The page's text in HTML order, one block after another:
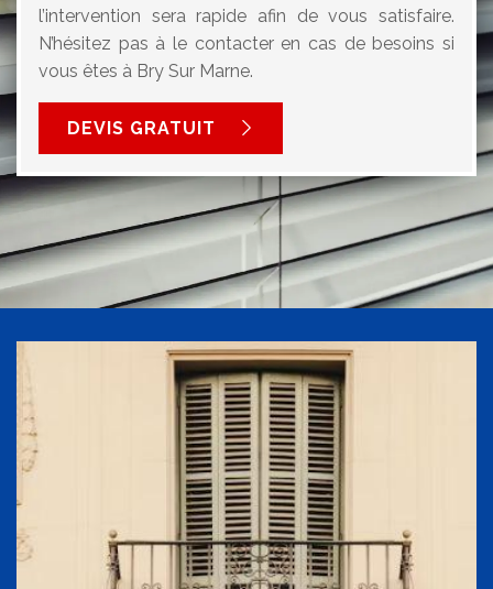
l’intervention sera rapide afin de vous satisfaire.
N’hésitez pas à le contacter en cas de besoins si
vous êtes à Bry Sur Marne.
DEVIS GRATUIT